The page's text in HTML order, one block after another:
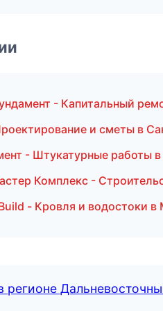
- Капитальный
и сметы в
- Штукатурные работы в
Комплекс -
- Кровля и водостоки в
регионе